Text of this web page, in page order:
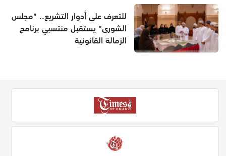
للتعرف على أدوار التشريع.. "مجلس
الشورى" يستقبل منتسبي برنامج
الزمالة القانونية